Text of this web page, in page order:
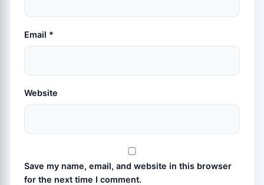
Email *
Website
Save my name, email, and website in this browser
for the next time I comment.